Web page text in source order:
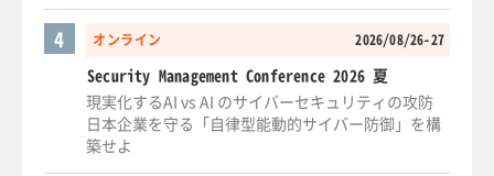
オンライン 2026/08/26-27
4
Security Management Conference 2026 夏
現実化するAI vs AI のサイバーセキュリティの攻防
日本企業を守る「自律型能動的サイバー防御」を構
築せよ